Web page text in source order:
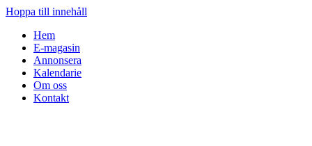
Hoppa till innehåll
Hem
E-magasin
Annonsera
Kalendarie
Om oss
Kontakt